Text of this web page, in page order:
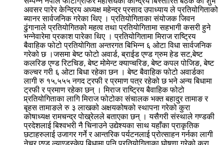
अवसर पारेर केन्द्रिय अध्यक्ष महेन्द्र प्रसाद उपाध्याय ले प्रतियोगिताको
ब्यानर सार्वजनिक गरेका थिए । प्रतियोगिताका संयोजक जिवन
ढुंगानाले प्रतियोगितको महत्व तथा प्रतियोगितामा सहभागी कसरी हुने
भन्नेवारेमा प्रकाश पारेका थिए । प्रतियोगितामा मिराज राष्ट्रिय
बैवाहिक फोटो प्रतियोगिता अन्तरगत बिभिन्न ६ ओटा विधा सार्वजनिक
गरेको छ ।जसमा बेष्ट फोटो अवार्ड, ब्राईड एण्ड ग्रुम हेड सट,बेष्ट
कलरिङ एण्ड रिटचिङ, बेष्ट मोमेन्ट क्याप्चरिङ, बेष्ट कपल पोजिङ, बेष्ट
कल्चर गरी ६ ओटा बिधा रहेका छन । बेष्ट बैवाहिक फोटो अवार्डका
लागी रु १५,५५५ नगद ट्रफी र प्रमाण पत्र रहेको छ भने अन्य बिधामा
ट्रफी र प्रमाण रहेका छन् । मिराज राष्ट्रिय बैवाहिक फोटो
प्र्रतियोगिताका लागि मिराज फोटोका संचालक भक्त बहादुर तामाङ र
बृहस तामाङले रु ३ लाखको अक्षयकोषको स्थापना गरेको कुरा
कोषाध्यक्ष रामचन्द्र पोख्रेलले बताएका छन् । यसैगरी संस्थाले गण्डकी
प्रदेशलाई बिश्वभरी नै चिनाउने उद्येश्यका साथ यहाँका प्राकृतिक
छटाहरुलाई उजागर गर्ने र आन्तरिक पर्यटनलाई प्रोत्साहन गर्नका लागी
नेचर एण्ड ल्याण्डस्केप बिधामा पनि प्रतियोगिताका घोषणा गरेको कुरा